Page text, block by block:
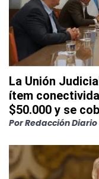
La Unión
ítem
$50.000 y se
PorRedacción